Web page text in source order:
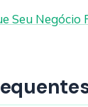
Seu Negócio